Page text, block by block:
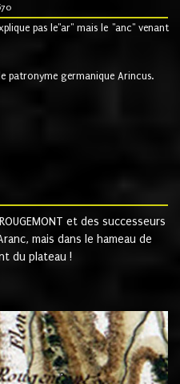
pas le"ar" mais le "anc" venant
patronyme germanique Arincus.
et des successeurs
mais dans le hameau de
du plateau !